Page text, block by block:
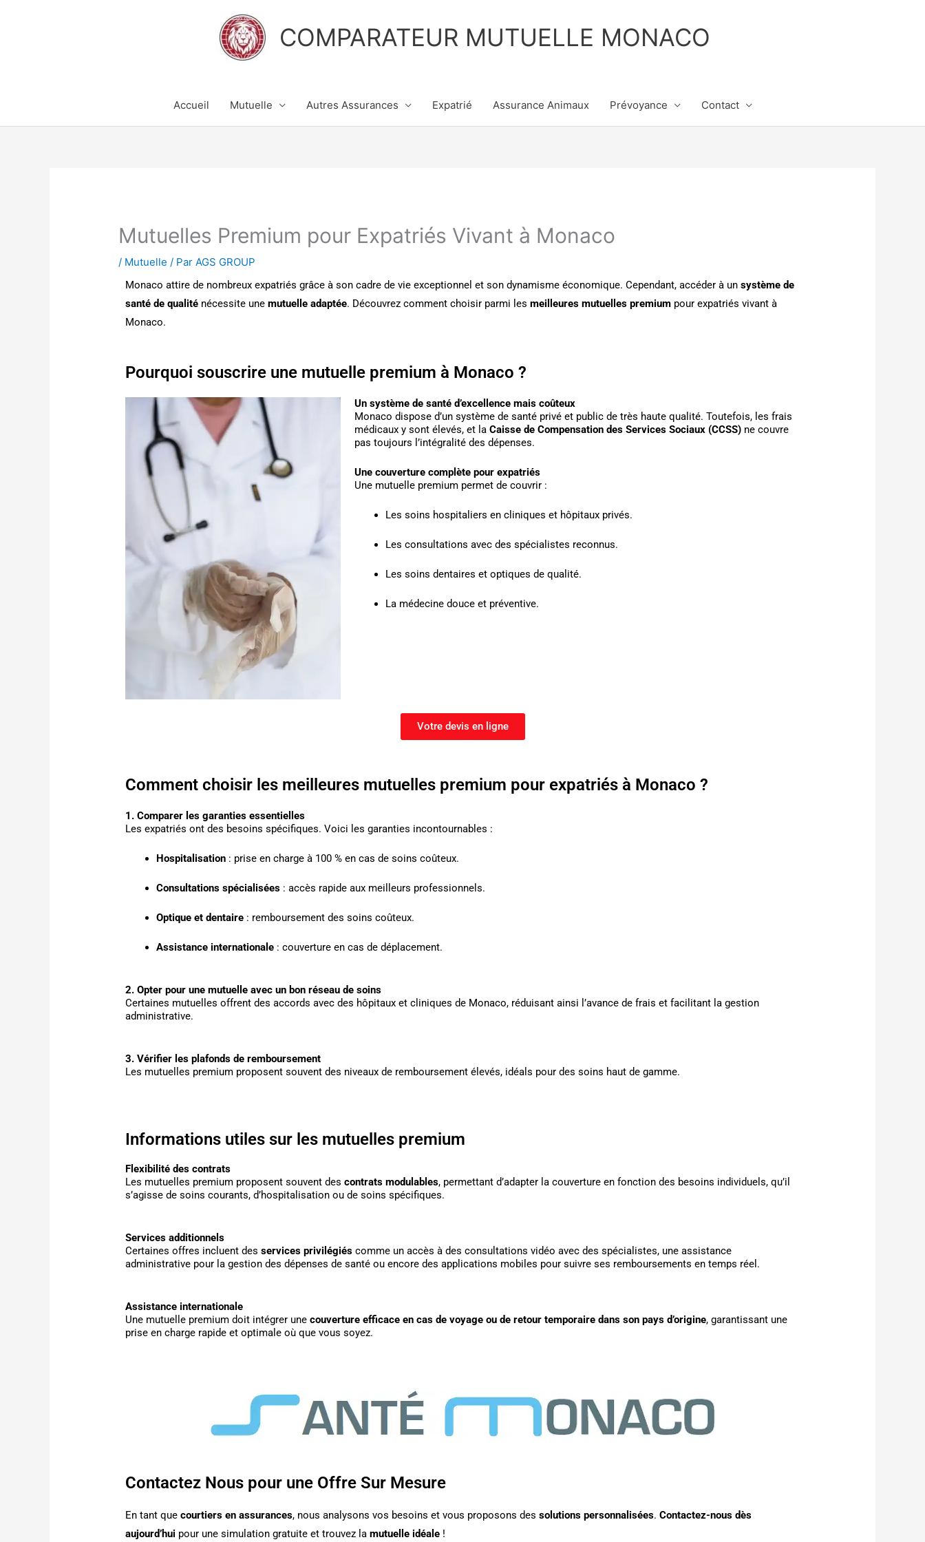
COMPARATEUR MUTUELLE MONACO
Accueil Mutuelle Autres Assurances Expatrié Assurance Animaux Prévoyance Contact
Mutuelles Premium pour Expatriés Vivant à Monaco
/ Mutuelle / ParAGS GROUP
Monaco attire de nombreux expatriés grâce à son cadre de vie exceptionnel et son dynamisme économique. Cependant, accéder à unsystème de
santé de qualité nécessite unemutuelle adaptée. Découvrez comment choisir parmi lesmeilleures mutuelles premium pour expatriés vivant à
Monaco.
Pourquoi souscrire une mutuelle premium à Monaco ?
Un système de santé d’excellence mais coûteux
Monaco dispose d’un système de santé privé et public de très haute qualité. Toutefois, les frais
médicaux y sont élevés, et laCaisse de Compensation des Services Sociaux (CCSS) ne couvre
pas toujours l’intégralité des dépenses.
Une couverture complète pour expatriés
Une mutuelle premium permet de couvrir :
Les soins hospitaliers en cliniques et hôpitaux privés.
Les consultations avec des spécialistes reconnus.
Les soins dentaires et optiques de qualité.
La médecine douce et préventive.
Votre devis en ligne
Comment choisir les meilleures mutuelles premium pour expatriés à Monaco ?
1. Comparer les garanties essentielles
Les expatriés ont des besoins spécifiques. Voici les garanties incontournables :
Hospitalisation : prise en charge à 100 % en cas de soins coûteux.
Consultations spécialisées : accès rapide aux meilleurs professionnels.
Optique et dentaire : remboursement des soins coûteux.
Assistance internationale : couverture en cas de déplacement.
2. Opter pour une mutuelle avec un bon réseau de soins
Certaines mutuelles offrent des accords avec des hôpitaux et cliniques de Monaco, réduisant ainsi l’avance de frais et facilitant la gestion
administrative.
3. Vérifier les plafonds de remboursement
Les mutuelles premium proposent souvent des niveaux de remboursement élevés, idéals pour des soins haut de gamme.
Informations utiles sur les mutuelles premium
Flexibilité des contrats
Les mutuelles premium proposent souvent descontrats modulables, permettant d’adapter la couverture en fonction des besoins individuels, qu’il
s’agisse de soins courants, d’hospitalisation ou de soins spécifiques.
Services additionnels
Certaines offres incluent desservices privilégiés comme un accès à des consultations vidéo avec des spécialistes, une assistance
administrative pour la gestion des dépenses de santé ou encore des applications mobiles pour suivre ses remboursements en temps réel.
Assistance internationale
Une mutuelle premium doit intégrer unecouverture efficace en cas de voyage ou de retour temporaire dans son pays d’origine, garantissant une
prise en charge rapide et optimale où que vous soyez.
Contactez Nous pour une Offre Sur Mesure
En tant quecourtiers en assurances, nous analysons vos besoins et vous proposons dessolutions personnalisées.Contactez-nous dès
aujourd’hui pour une simulation gratuite et trouvez lamutuelle idéale !